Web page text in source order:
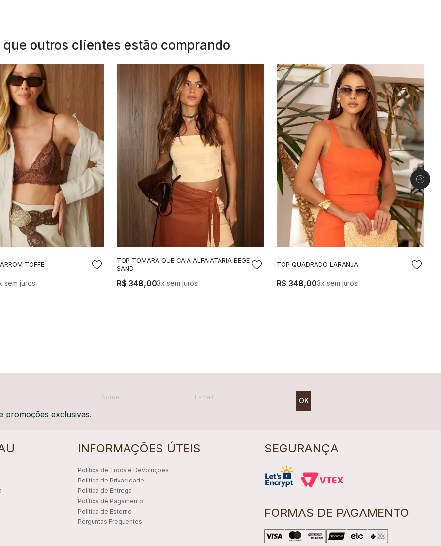
que outros clientes estão comprando
A SACOLA
TOFFE
sem juros
ADICIONAR A SACOLA
TOP TOMARA QUE CAIA ALFAIATARIA BEGE
SAND
R$ 348,003x sem juros
ADICIONAR A SACOLA
TOP QUADRADO LARANJA
R$ 348,003x sem juros
promoções exclusivas.
OK
INFORMAÇÕES ÚTEIS
Política de Troca e Devoluções
Política de Privacidade
Política de Entrega
Política de Pagamento
Política de Estorno
Perguntas Frequentes
SEGURANÇA
FORMAS DE PAGAMENTO